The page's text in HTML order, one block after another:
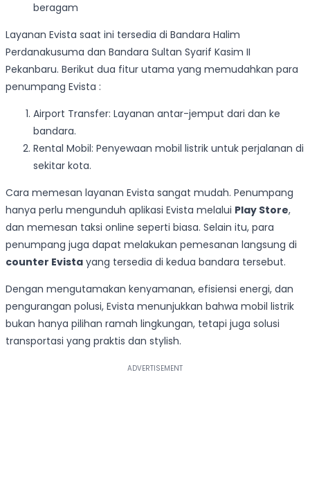
beragam
Layanan Evista saat ini tersedia di Bandara Halim
Perdanakusuma dan Bandara Sultan Syarif Kasim II
Pekanbaru. Berikut dua fitur utama yang memudahkan para
penumpang Evista :
Airport Transfer: Layanan antar-jemput dari dan ke
bandara.
Rental Mobil: Penyewaan mobil listrik untuk perjalanan di
sekitar kota.
Cara memesan layanan Evista sangat mudah. Penumpang
hanya perlu mengunduh aplikasi Evista melalui Play Store,
dan memesan taksi online seperti biasa. Selain itu, para
penumpang juga dapat melakukan pemesanan langsung di
counter Evista yang tersedia di kedua bandara tersebut.
Dengan mengutamakan kenyamanan, efisiensi energi, dan
pengurangan polusi, Evista menunjukkan bahwa mobil listrik
bukan hanya pilihan ramah lingkungan, tetapi juga solusi
transportasi yang praktis dan stylish.